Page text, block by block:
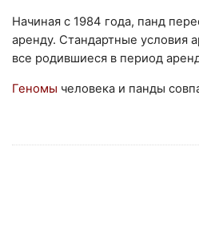
Начиная с 1984 года, панд
аренду. Стандартные условия
все родившиеся в период
Геномы человека и панды